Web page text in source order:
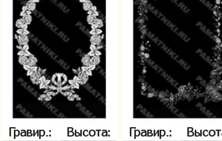
Гравир.: Высота: Гравир.: